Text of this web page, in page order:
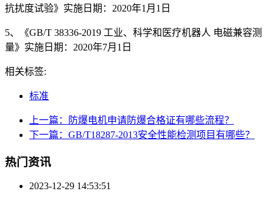
抗扰度试验》实施日期：2020年1月1日
5、《GB/T 38336-2019 工业、科学和医疗机器人 电磁兼容测
量》实施日期：2020年7月1日
相关标签:
标准
上一篇：防爆电机申请防爆合格证有哪些流程？
下一篇：GB/T18287-2013安全性能检测项目有哪些？
热门资讯
2023-12-29 14:53:51